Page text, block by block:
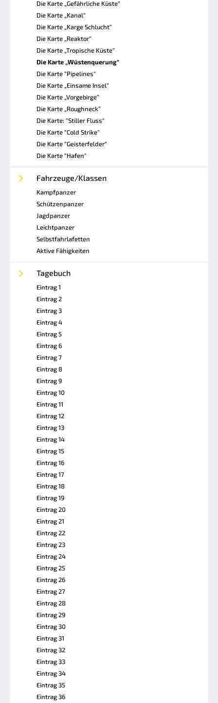
Die Karte „Gefährliche Küste“
Die Karte „Kanal“
Die Karte „Karge Schlucht“
Die Karte „Reaktor“
Die Karte „Tropische Küste“
Die Karte „Wüstenquerung“
Die Karte "Pipelines"
Die Karte „Einsame Insel“
Die Karte „Vorgebirge”
Die Karte „Roughneck”
Die Karte: "Stiller Fluss"
Die Karte "Cold Strike"
Die Karte “Geisterfelder"
Die Karte "Hafen"
Fahrzeuge/Klassen
Kampfpanzer
Schützenpanzer
Jagdpanzer
Leichtpanzer
Selbstfahrlafetten
Aktive Fähigkeiten
Tagebuch
Eintrag 1
Eintrag 2
Eintrag 3
Eintrag 4
Eintrag 5
Eintrag 6
Eintrag 7
Eintrag 8
Eintrag 9
Eintrag 10
Eintrag 11
Eintrag 12
Eintrag 13
Eintrag 14
Eintrag 15
Eintrag 16
Eintrag 17
Eintrag 18
Eintrag 19
Eintrag 20
Eintrag 21
Eintrag 22
Eintrag 23
Eintrag 24
Eintrag 25
Eintrag 26
Eintrag 27
Eintrag 28
Eintrag 29
Eintrag 30
Eintrag 31
Eintrag 32
Eintrag 33
Eintrag 34
Eintrag 35
Eintrag 36